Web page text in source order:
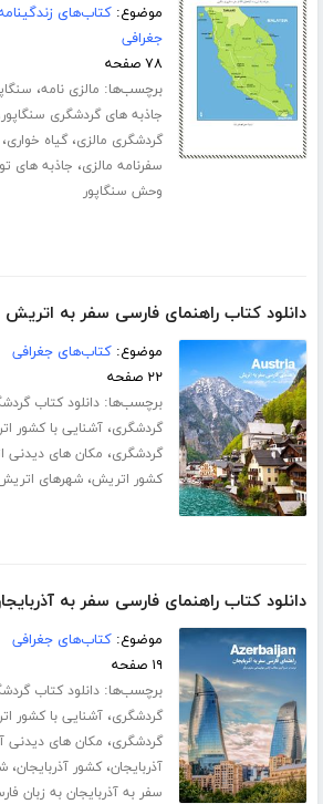
موضوع:کتاب‌های
جغرافی
۷۸ صفحه
برچسب‌ها: مالزی نامه،
جاذبه های گردشگری سنگاپور
گردشگری مالزی،گیاه خواری
سفرنامه مالزی، جاذبه های
وحش سنگاپور
دانلود کتاب راهنمای فارسی سفر به اتریش
موضوع:کتاب‌های جغرافی
۲۲ صفحه
برچسب‌ها:دانلود کتاب
گردشگری،آشنایی با کشور
گردشگری، مکان های دیدنی
کشور اتریش،شهرهای
دانلود کتاب راهنمای فارسی سفر به
موضوع:کتاب‌های جغرافی
۱۹ صفحه
برچسب‌ها:دانلود کتاب
گردشگری،آشنایی با کشور
گردشگری، مکان های دیدنی
آذربایجان،کشور آذربایجان،
سفر به آذربایجان به زبان